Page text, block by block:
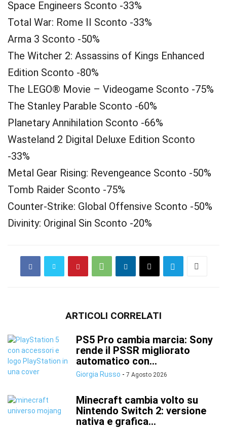
Space Engineers Sconto -33%
Total War: Rome II Sconto -33%
Arma 3 Sconto -50%
The Witcher 2: Assassins of Kings Enhanced
Edition Sconto -80%
The LEGO® Movie – Videogame Sconto -75%
The Stanley Parable Sconto -60%
Planetary Annihilation Sconto -66%
Wasteland 2 Digital Deluxe Edition Sconto
-33%
Metal Gear Rising: Revengeance Sconto -50%
Tomb Raider Sconto -75%
Counter-Strike: Global Offensive Sconto -50%
Divinity: Original Sin Sconto -20%
ARTICOLI CORRELATI
PS5 Pro cambia marcia: Sony
rende il PSSR migliorato
automatico con...
Giorgia Russo - 7 Agosto 2026
Minecraft cambia volto su
Nintendo Switch 2: versione
nativa e grafica...